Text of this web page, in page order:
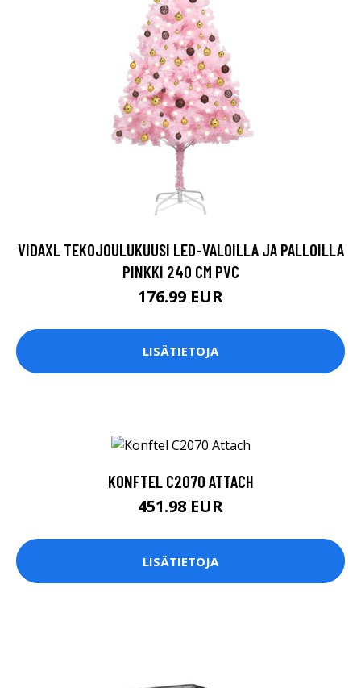
VIDAXL TEKOJOULUKUUSI LED-VALOILLA JA PALLOILLA
PINKKI 240 CM PVC
176.99 EUR
LISÄTIETOJA
KONFTEL C2070 ATTACH
451.98 EUR
LISÄTIETOJA